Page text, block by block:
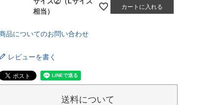
相当）
カートに入れる
品についてのお問い合わせ
レビューを書く
送料について